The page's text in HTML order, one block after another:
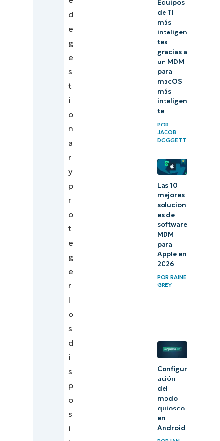
MDM
d
e
g
e
s
t
i
o
n
a
r
y
p
r
o
t
e
g
e
r
l
o
s
d
i
s
p
o
s
i
Equipos
de TI
más
inteligen
tes
gracias a
un MDM
para
macOS
más
inteligen
te
POR
JACOB
DOGGETT
Las 10
mejores
solucion
es de
software
MDM
para
Apple en
2026
PORRAINE
GREY
Configur
ación
del
modo
quiosco
en
Android